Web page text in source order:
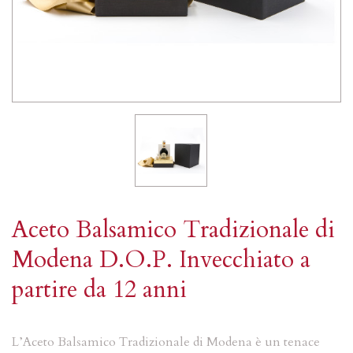
Aceto Balsamico Tradizionale di
Modena D.O.P. Invecchiato a
partire da 12 anni
L’Aceto Balsamico Tradizionale di Modena è un tenace